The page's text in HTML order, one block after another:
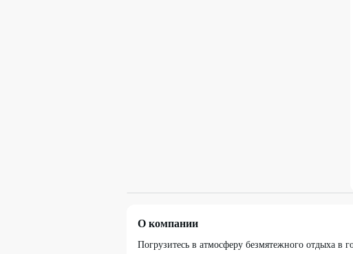
Адреса
О компании
Погрузитесь в атмосферу безмятежного отдыха